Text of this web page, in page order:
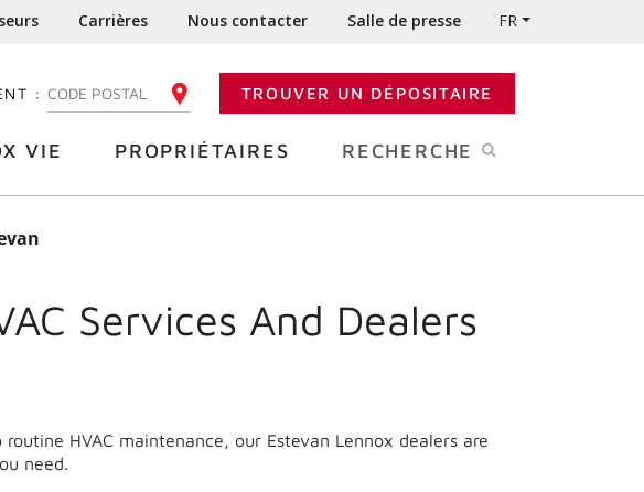
Carrières Nous contacter Salle de presse FR
: ENTREZ VOTRE CODE POSTALTROUVER UN DÉPOSITAIRE
VIE PROPRIÉTAIRES RECHERCHE
Services And Dealers
HVAC maintenance, our Estevan Lennox dealers are
need.